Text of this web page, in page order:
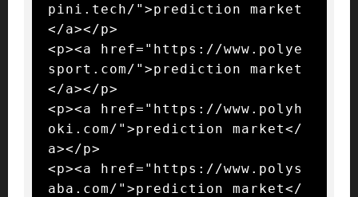
pini.tech/">prediction market
</a></p>
<p><a href="https://www.polye
sport.com/">prediction market
</a></p>
<p><a href="https://www.polyh
oki.com/">prediction market</
a></p>
<p><a href="https://www.polys
aba.com/">prediction market</